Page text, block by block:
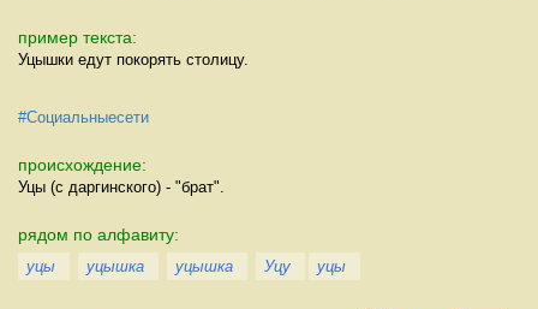
пример текста:
Уцышки едут покорять столицу.
#Социальныесети
происхождение:
Уцы (с даргинского) - "брат".
рядом по алфавиту:
уцы уцышка уцышка Уцу уцы